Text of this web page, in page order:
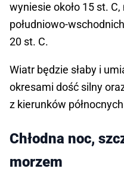
wyniesie około 15 st.
południowo-
20 st. C.
Wiatr będzie słaby i
okresami dość silny
z kierunków
Chłodna noc,
morzem